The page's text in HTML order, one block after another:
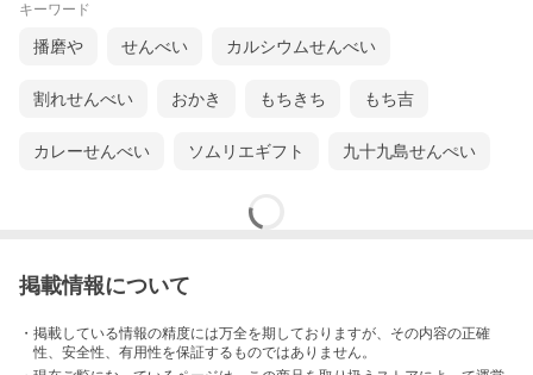
キーワード
播磨や せんべい カルシウムせんべい
割れせんべい おかき もちきち もち吉
カレーせんべい ソムリエギフト 九十九島せんぺい
掲載情報について
・掲載している情報の精度には万全を期しておりますが、その内容の正確
性、安全性、有用性を保証するものではありません。